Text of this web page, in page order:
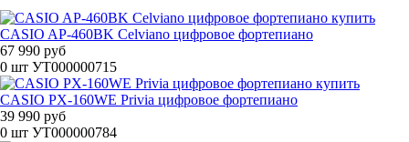
CASIO AP-460BK Celviano цифровое фортепиано
67 990 руб
0 шт УТ000000715
CASIO PX-160WE Privia цифровое фортепиано
39 990 руб
0 шт УТ000000784